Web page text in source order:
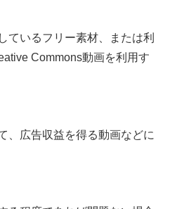
ているフリー素材、または利
Commons動画を利用す
、広告収益を得る動画などに